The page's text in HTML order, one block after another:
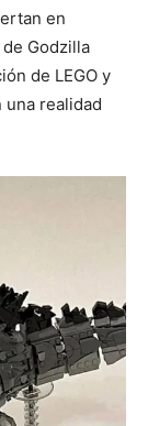
en
Godzilla
de LEGO y
realidad